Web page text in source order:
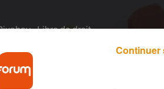
- Libre de droit
Continuer